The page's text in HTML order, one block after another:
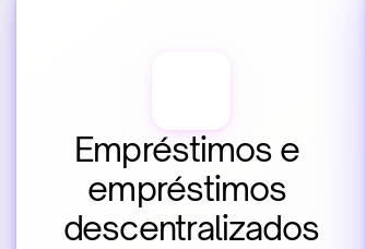
Empréstimos e
empréstimos
descentralizados